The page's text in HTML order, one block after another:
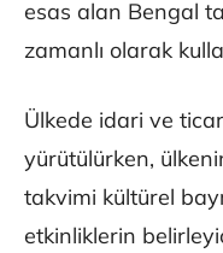
esas alan Bengal
zamanlı olarak
Ülkede idari ve
yürütülürken,
takvimi kültürel
etkinliklerin